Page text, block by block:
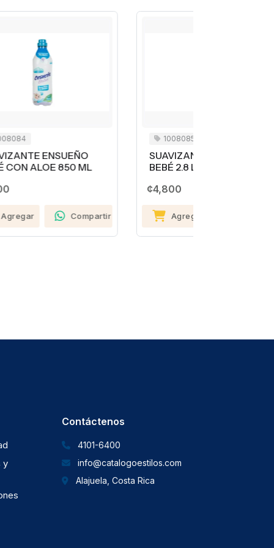
SUAVIZANTE ENSUEÑO
BEBÉ 2.8 LITROS
Agregar Compartir
y
Contáctenos
4101-6400
info@catalogoestilos.com
Alajuela, Costa Rica